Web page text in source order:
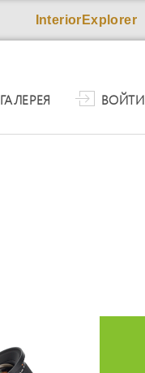
InteriorExplorer
ГАЛЕРЕЯ ВОЙТИ